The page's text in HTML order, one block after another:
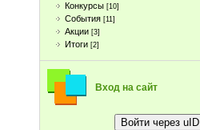
Конкурсы [10]
События [11]
Акции [3]
Итоги [2]
Вход на сайт
Войти через uID